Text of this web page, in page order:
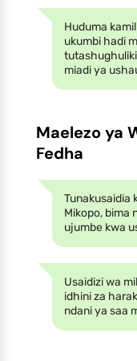
Huduma
ukumbi hadi
miadi ya
Maelezo ya
Fedha
Tunakusaidia
Mikopo, bima
ujumbe kwa
Usaidizi wa
idhini za
ndani ya saa